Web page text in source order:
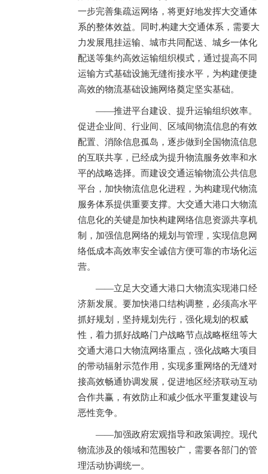
一步完善集疏运网络，将更好地发挥大交通体
系的整体效益。同时,构建大交通体系，需要大
力发展甩挂运输、城市共同配送、城乡一体化
配送等集约高效运输组织模式，通过提高不同
运输方式基础设施无缝衔接水平，为构建便捷
高效的物流基础设施网络奠定坚实基础。
——推进平台建设、提升运输组织效率。
促进企业间、行业间、区域间物流信息的有效
配置、消除信息孤岛，逐步做到全国物流信息
的互联共享，已经成为提升物流服务效率和水
平的战略选择。而建设交通运输物流公共信息
平台，加快物流信息化进程，为构建现代物流
服务体系提供重要支撑。大交通大港口大物流
信息化的关键是加快构建网络信息资源共享机
制，加强信息网络的规划与管理，实现信息网
络低成本高效率安全诚信方便可靠的市场化运
营。
——立足大交通大港口大物流实现港口经
济新发展。要加快港口结构调整，必须高水平
抓好规划，坚持规划先行，强化规划的权威
性，着力抓好战略门户战略节点战略枢纽等大
交通大港口大物流网络重点，强化战略大项目
的带动辐射示范作用，实现多重网络的无缝对
接高效畅通协调发展，促进地区经济联动互动
合作共赢，有效防止和减少低水平重复建设与
恶性竞争。
——加强政府宏观指导和政策调控。现代
物流涉及的领域和范围较广，需要各部门的管
理活动协调统一。